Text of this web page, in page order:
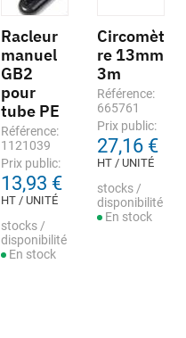
Racleur
manuel
GB2
pour
tube PE
Référence:
1121039
Prix public:
13,93 €
HT / UNITÉ
stocks /
disponibilité
En stock
Circomèt
re 13mm
3m
Référence:
665761
Prix public:
27,16 €
HT / UNITÉ
stocks /
disponibilité
En stock